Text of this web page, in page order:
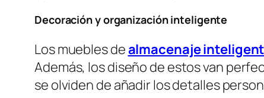
Decoración y organización inteligente
Los muebles dealmacenaje
Además, los diseño de estos van
se olviden de añadir los detalles